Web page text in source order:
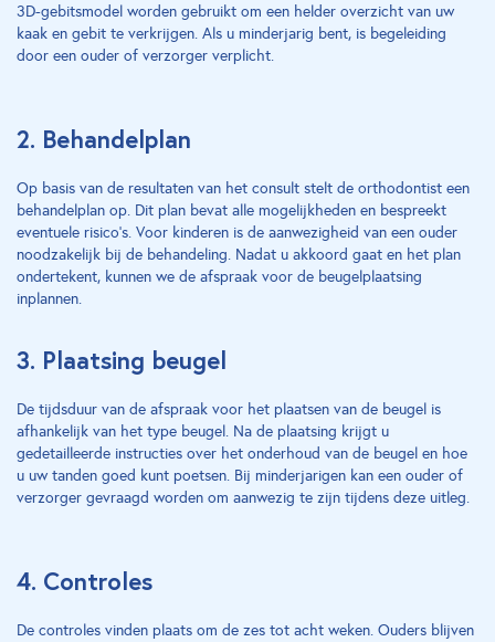
3D-gebitsmodel worden gebruikt om een helder overzicht van uw
kaak en gebit te verkrijgen. Als u minderjarig bent, is begeleiding
door een ouder of verzorger verplicht.
2. Behandelplan
Op basis van de resultaten van het consult stelt de orthodontist een
behandelplan op. Dit plan bevat alle mogelijkheden en bespreekt
eventuele risico’s. Voor kinderen is de aanwezigheid van een ouder
noodzakelijk bij de behandeling. Nadat u akkoord gaat en het plan
ondertekent, kunnen we de afspraak voor de beugelplaatsing
inplannen.
3. Plaatsing beugel
De tijdsduur van de afspraak voor het plaatsen van de beugel is
afhankelijk van het type beugel. Na de plaatsing krijgt u
gedetailleerde instructies over het onderhoud van de beugel en hoe
u uw tanden goed kunt poetsen. Bij minderjarigen kan een ouder of
verzorger gevraagd worden om aanwezig te zijn tijdens deze uitleg.
4. Controles
De controles vinden plaats om de zes tot acht weken. Ouders blijven